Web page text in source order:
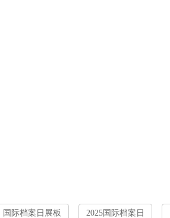
国际档案日展板 2025国际档案日